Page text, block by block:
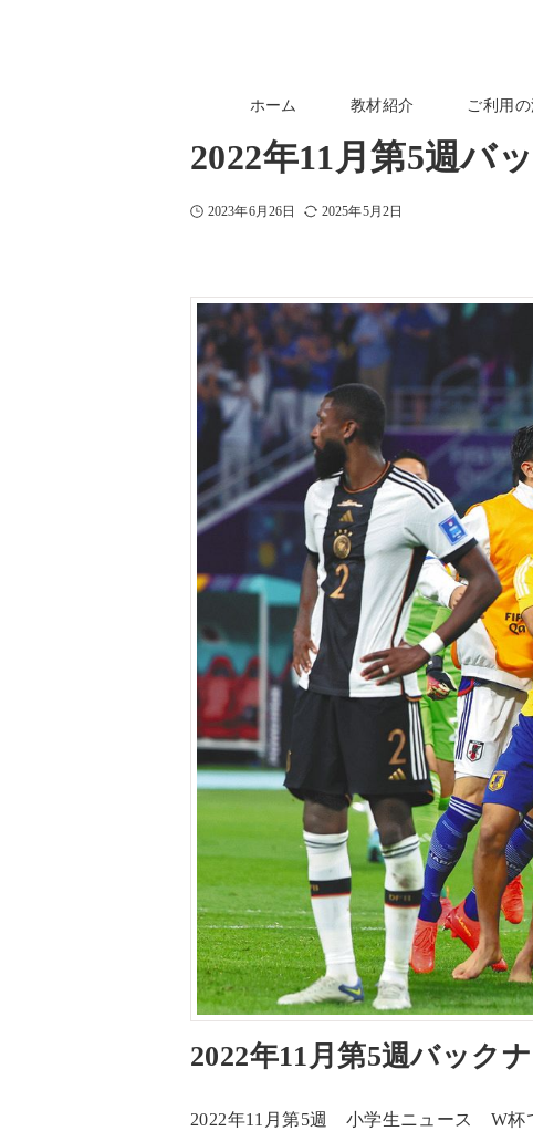
ホーム 教材紹介 ご利用
2022年11月第5週バ
2023年6月26日 2025年5月2日
2022年11月第5週バック
2022年11月第5週 小学生ニュース W杯